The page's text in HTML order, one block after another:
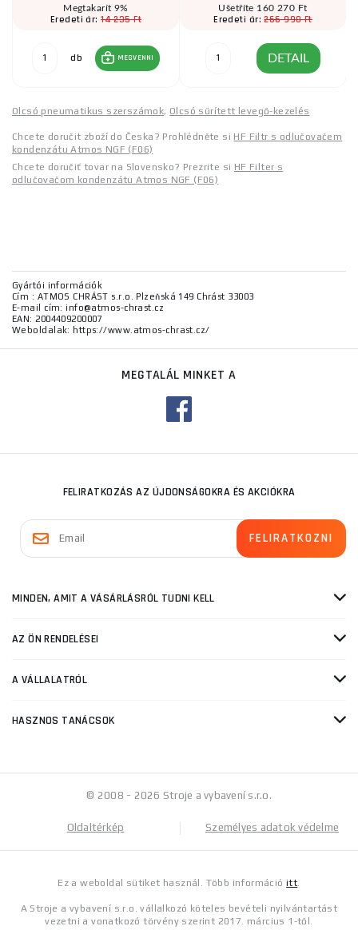
Megtakarít 9%
Eredeti ár:14 235 Ft
db MEGVENNI
Ušetříte 160 270 Ft
Eredeti ár:266 990 Ft
DETAIL
Olcsó pneumatikus szerszámok, Olcsó sűrített levegő-kezelés
Chcete doručit zboží do Česka? Prohlédněte si HF Filtr s odlučovačem
kondenzátu Atmos NGF (F06)
Chcete doručiť tovar na Slovensko? Prezrite si HF Filter s
odlučovačom kondenzátu Atmos NGF (F06)
Gyártói információk
Cím : ATMOS CHRÁST s.r.o. Plzeňská 149 Chrást 33003
E-mail cím: info@atmos-chrast.cz
EAN: 2004409200007
Weboldalak: https://www.atmos-chrast.cz/
MEGTALÁL MINKET A
FELIRATKOZÁS AZ ÚJDONSÁGOKRA ÉS AKCIÓKRA
MINDEN, AMIT A VÁSÁRLÁSRÓL TUDNI KELL
AZ ÖN RENDELÉSEI
A VÁLLALATRÓL
HASZNOS TANÁCSOK
© 2008 - 2026 Stroje a vybavení s.r.o.
Oldaltérkép Személyes adatok védelme
Ez a weboldal sütiket használ. Több információitt.
A Stroje a vybavení s.r.o. vállalkozó köteles bevételi nyilvántartást
vezetni a vonatkozó törvény szerint 2017. március 1-től.